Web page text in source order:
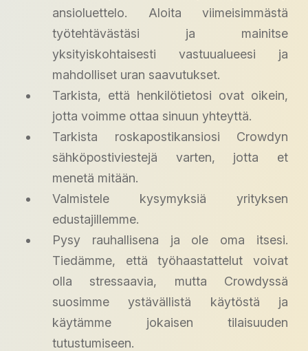
ansioluettelo. Aloita viimeisimmästä
työtehtävästäsi ja mainitse
yksityiskohtaisesti vastuualueesi ja
mahdolliset uran saavutukset.
Tarkista, että henkilötietosi ovat oikein,
jotta voimme ottaa sinuun yhteyttä.
Tarkista roskapostikansiosi Crowdyn
sähköpostiviestejä varten, jotta et
menetä mitään.
Valmistele kysymyksiä yrityksen
edustajillemme.
Pysy rauhallisena ja ole oma itsesi.
Tiedämme, että työhaastattelut voivat
olla stressaavia, mutta Crowdyssä
suosimme ystävällistä käytöstä ja
käytämme jokaisen tilaisuuden
tutustumiseen.